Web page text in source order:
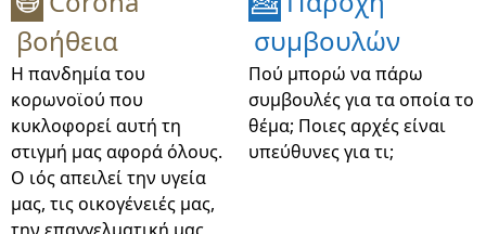
βοήθεια
Η πανδημία του
κορωνοϊού που
κυκλοφορεί αυτή τη
στιγμή μας αφορά όλους.
Ο ιός απειλεί την υγεία
μας, τις οικογένειές μας,
συμβουλών
Πού μπορώ να πάρω
συμβουλές για τα οποία το
θέμα; Ποιες αρχές είναι
υπεύθυνες για τι;